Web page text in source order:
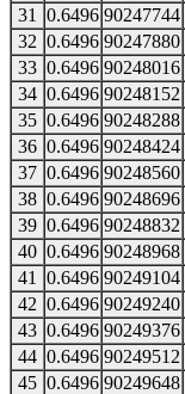
31
0.6496 90247744
32 0.6496 90247880
33 0.6496 90248016
34 0.6496 90248152
35 0.6496 90248288
36 0.6496 90248424
37 0.6496 90248560
38 0.6496 90248696
39 0.6496 90248832
40 0.6496 90248968
41
0.6496 90249104
42 0.6496 90249240
43 0.6496 90249376
44 0.6496 90249512
45 0.6496 90249648